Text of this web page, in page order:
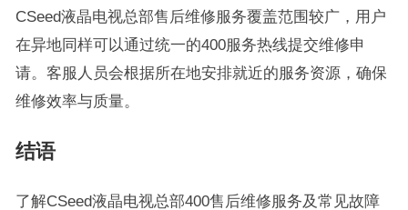
CSeed液晶电视总部售后维修服务覆盖范围较广，用户
在异地同样可以通过统一的400服务热线提交维修申
请。客服人员会根据所在地安排就近的服务资源，确保
维修效率与质量。
结语
了解CSeed液晶电视总部400售后维修服务及常见故障